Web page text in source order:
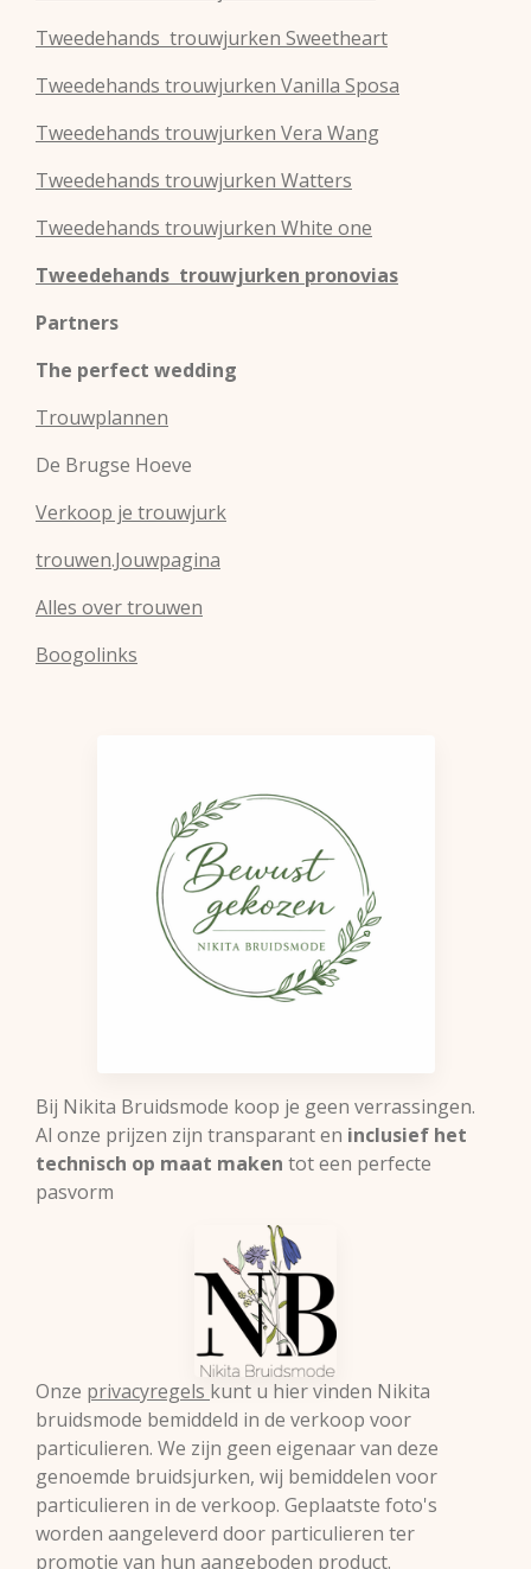
Tweedehands trouwjurken Sweetheart
Tweedehands trouwjurken Vanilla Sposa
Tweedehands trouwjurken Vera Wang
Tweedehands trouwjurken Watters
Tweedehands trouwjurken White one
Tweedehands trouwjurken pronovias
Partners
The perfect wedding
Trouwplannen
De Brugse Hoeve
Verkoop je trouwjurk
trouwen.Jouwpagina
Alles over trouwen
Boogolinks
Bij Nikita Bruidsmode koop je geen verrassingen.
Al onze prijzen zijn transparant en inclusief het
technisch op maat maken tot een perfecte
pasvorm
Onze privacyregels kunt u hier vinden Nikita
bruidsmode bemiddeld in de verkoop voor
particulieren. We zijn geen eigenaar van deze
genoemde bruidsjurken, wij bemiddelen voor
particulieren in de verkoop. Geplaatste foto's
worden aangeleverd door particulieren ter
promotie van hun aangeboden product.